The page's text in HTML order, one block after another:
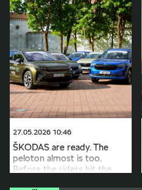
27.05.2026 10:46
ŠKODAS are ready. The
peloton almost is too.
Before the riders hit the